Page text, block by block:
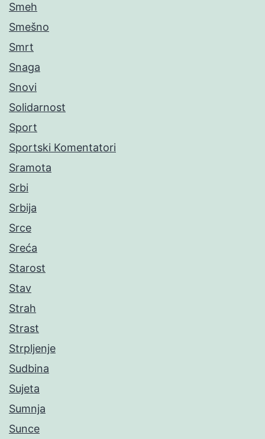
Smeh
Smešno
Smrt
Snaga
Snovi
Solidarnost
Sport
Sportski Komentatori
Sramota
Srbi
Srbija
Srce
Sreća
Starost
Stav
Strah
Strast
Strpljenje
Sudbina
Sujeta
Sumnja
Sunce